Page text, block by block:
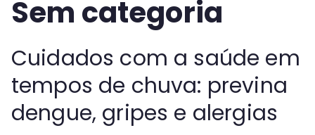
Sem categoria
Cuidados com a saúde em
tempos de chuva: previna
dengue, gripes e alergias